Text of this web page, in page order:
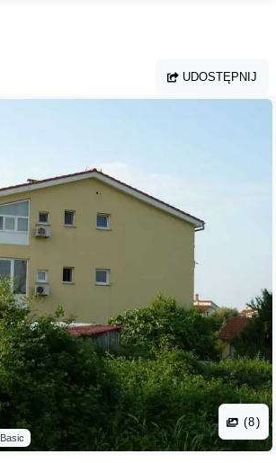
UDOSTĘPNIJ
Basic
(8)